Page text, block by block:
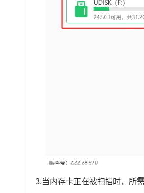
3.当内存卡正在被扫描时，所